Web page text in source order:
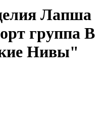
Лапша
группа В
Нивы"